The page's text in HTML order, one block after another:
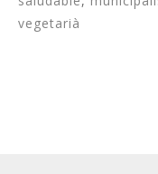
vegetarià